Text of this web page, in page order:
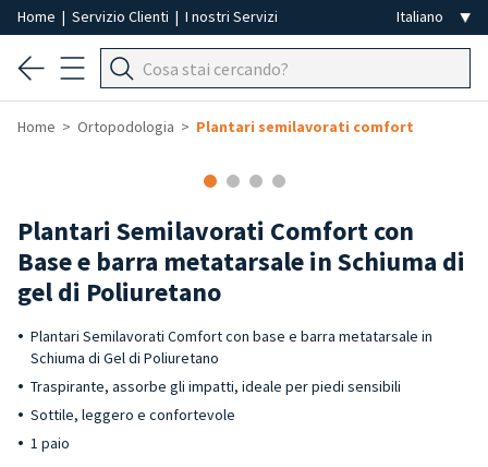
Home | Servizio Clienti | I nostri Servizi
Home Ortopodologia Plantari semilavorati comfort
Plantari Semilavorati Comfort con
Base e barra metatarsale in Schiuma di
gel di Poliuretano
Plantari Semilavorati Comfort con base e barra metatarsale in
Schiuma di Gel di Poliuretano
Traspirante, assorbe gli impatti, ideale per piedi sensibili
Sottile, leggero e confortevole
1 paio